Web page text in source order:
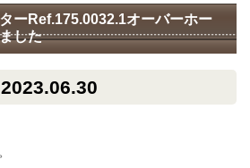
ーRef.175.0032.1オーバーホー
した
2023.06.30